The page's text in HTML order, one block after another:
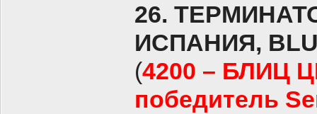
26.
ИСПАНИЯ,
(4200 – БЛИЦ
победитель